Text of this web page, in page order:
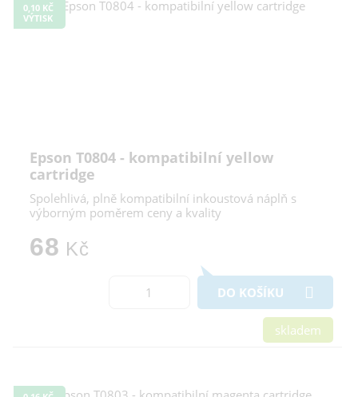
0,10 KČ
VÝTISK
Epson T0804 - kompatibilní yellow
cartridge
Spolehlivá, plně kompatibilní inkoustová náplň s
výborným poměrem ceny a kvality
68 Kč
DO KOŠÍKU
skladem